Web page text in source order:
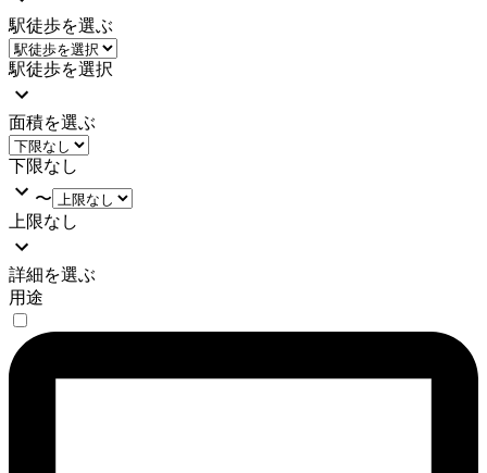
駅徒歩を選ぶ
駅徒歩を選択
面積を選ぶ
下限なし
〜
上限なし
詳細を選ぶ
用途